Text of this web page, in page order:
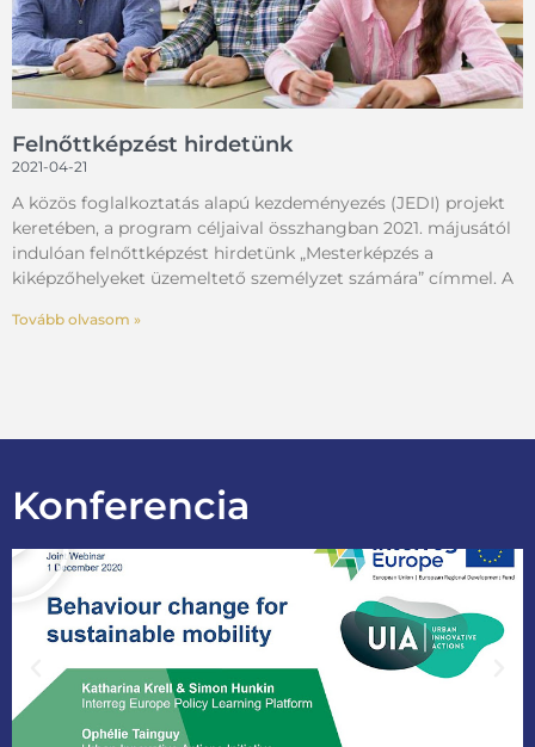
Felnőttképzést hirdetünk
2021-04-21
A közös foglalkoztatás alapú kezdeményezés (JEDI) projekt
keretében, a program céljaival összhangban 2021. májusától
indulóan felnőttképzést hirdetünk „Mesterképzés a
kiképzőhelyeket üzemeltető személyzet számára” címmel. A
Tovább olvasom »
Konferencia